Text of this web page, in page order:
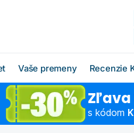
O radoch
Čo jesť po
Vaše premeny Recenzie
Zľava
s kódom